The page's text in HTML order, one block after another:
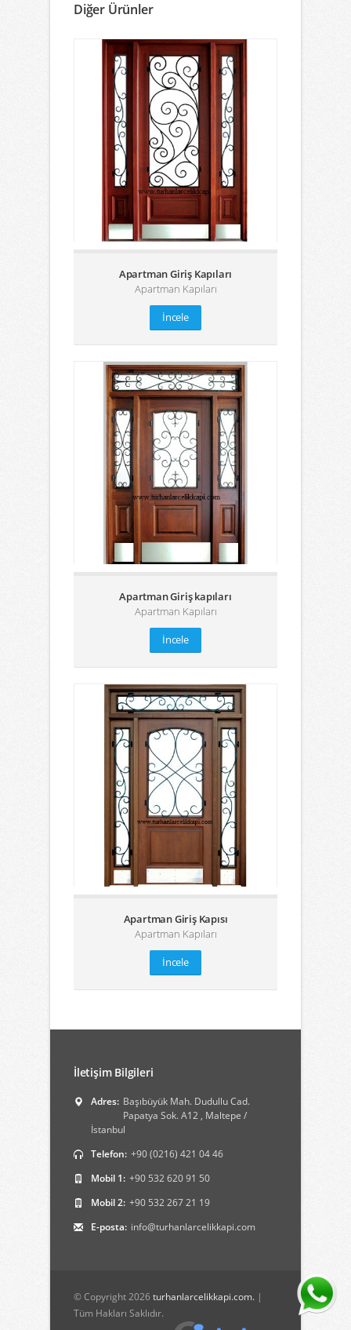
Diğer Ürünler
Apartman Giriş Kapıları
Apartman Kapıları
İncele
Apartman Giriş kapıları
Apartman Kapıları
İncele
Apartman Giriş Kapısı
Apartman Kapıları
İncele
İletişim Bilgileri
Adres: Başıbüyük Mah. Dudullu Cad.
Papatya Sok. A12 , Maltepe /
İstanbul
Telefon: +90 (0216) 421 04 46
Mobil 1: +90 532 620 91 50
Mobil 2: +90 532 267 21 19
E-posta: info@turhanlarcelikkapi.com
© Copyright 2026turhanlarcelikkapi.com. |
Tüm Hakları Saklıdır.